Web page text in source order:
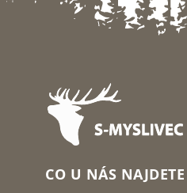
Zápatí
CO U NÁS NAJDETE